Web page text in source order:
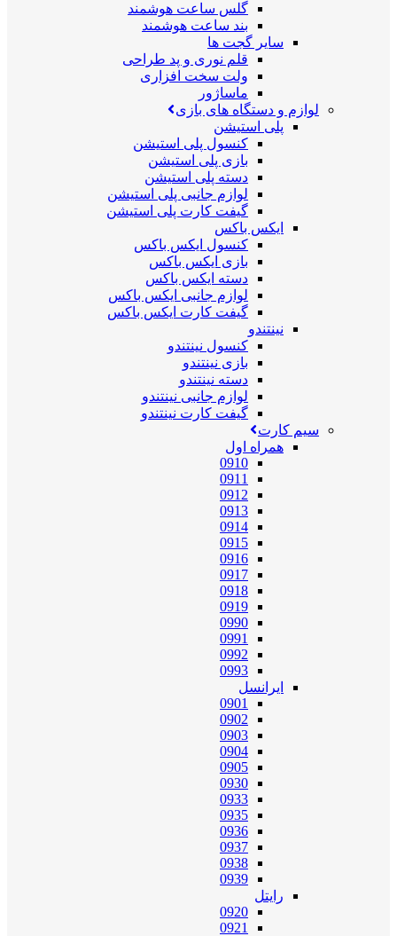
گلس ساعت هوشمند
بند ساعت هوشمند
سایر گجت ها
قلم نوری و پد طراحی
ولت سخت افزاری
ماساژور
لوازم و دستگاه های بازی
پلی استیشن
کنسول پلی استیشن
بازی پلی استیشن
دسته پلی استیشن
لوازم جانبی پلی استیشن
گیفت کارت پلی استیشن
ایکس باکس
کنسول ایکس باکس
بازی ایکس باکس
دسته ایکس باکس
لوازم جانبی ایکس باکس
گیفت کارت ایکس باکس
نینتندو
کنسول نینتندو
بازی نینتندو
دسته نینتندو
لوازم جانبی نینتندو
گیفت کارت نینتندو
سیم کارت
همراه اول
0910
0911
0912
0913
0914
0915
0916
0917
0918
0919
0990
0991
0992
0993
ایرانسل
0901
0902
0903
0904
0905
0930
0933
0935
0936
0937
0938
0939
رایتل
0920
0921